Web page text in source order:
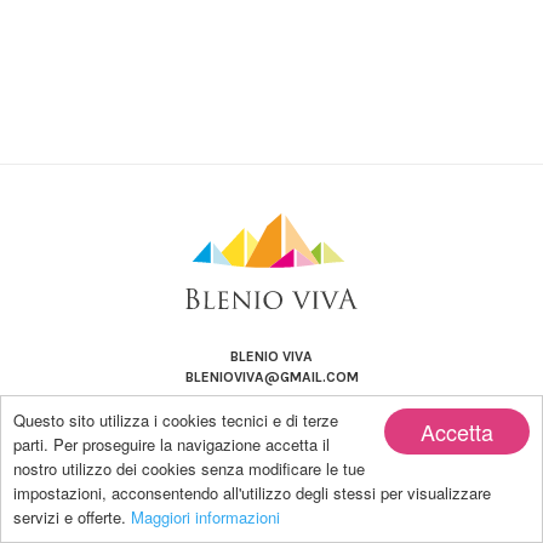
Accetta
Questo sito utilizza i cookies tecnici e di terze
parti. Per proseguire la navigazione accetta il
nostro utilizzo dei cookies senza modificare le tue
impostazioni, acconsentendo all'utilizzo degli stessi per visualizzare
servizi e offerte. Maggiori informazioni
BLENIO VIVA
BLENIOVIVA@GMAIL.COM
Copyright by BLENIO VIVA | Powered by Blanco-LAB